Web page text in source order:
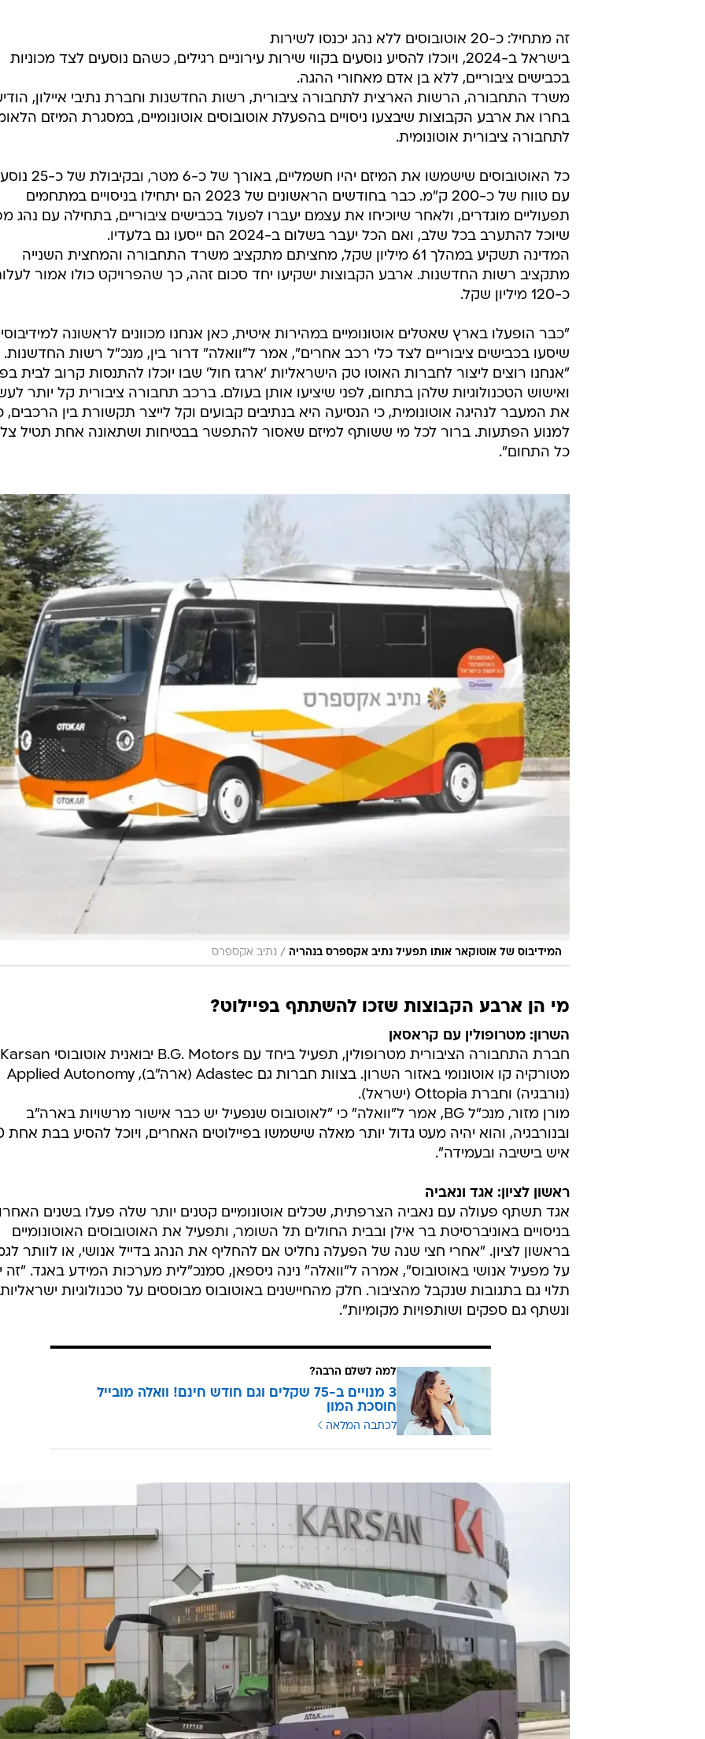
זה מתחיל: כ-20 אוטובוסים ללא נהג יכנסו לשירות
בישראל ב-2024, ויוכלו להסיע נוסעים בקווי שירות עירוניים רגילים, כשהם נוסעים לצד מכוניות
בכבישים ציבוריים, ללא בן אדם מאחורי ההגה.
משרד התחבורה, הרשות הארצית לתחבורה ציבורית, רשות החדשנות וחברת נתיבי איילון,
בחרו את ארבע הקבוצות שיבצעו ניסויים בהפעלת אוטובוסים אוטונומיים, במסגרת המיזם
לתחבורה ציבורית אוטונומית.
כל האוטובוסים שישמשו את המיזם יהיו חשמליים,
עם טווח של כ-200 ק"מ. כבר בחודשים הראשונים של 2023 הם יתחילו בניסויים במתחמים
תפעוליים מוגדרים, ולאחר שיוכיחו את עצמם יעברו לפעול בכבישים ציבוריים, בתחילה עם נהג
שיוכל להתערב בכל שלב, ואם הכל יעבר בשלום ב-2024 הם ייסעו גם בלעדיו.
המדינה תשקיע במהלך 61 מיליון שקל, מחציתם מתקציב משרד התחבורה והמחצית השנייה
מתקציב רשות החדשנות. ארבע הקבוצות ישקיעו יחד סכום זהה, כך שהפרויקט כולו אמור
כ-120 מיליון שקל.
"כבר הופעלו בארץ שאטלים אוטונומיים במהירות איטית, כאן אנחנו מכוונים לראשונה
שיסעו בכבישים ציבוריים לצד כלי רכב אחרים", אמר ל"וואלה" דרור בין, מנכ"ל רשות החדשנות.
"אנחנו רוצים ליצור לחברות האוטו טק הישראליות 'ארגז חול' שבו יוכלו להתנסות קרוב לבית
ואישוש הטכנולוגיות שלהן בתחום, לפני שיציעו אותן בעולם. ברכב תחבורה ציבורית קל יותר
את המעבר לנהיגה אוטונומית, כי הנסיעה היא בנתיבים קבועים וקל לייצר תקשורת בין הרכבים,
למנוע הפתעות. ברור לכל מי ששותף למיזם שאסור להתפשר בבטיחות ושתאונה אחת תטיל
כל התחום".
המידיבוס של אוטוקאר אותו תפעיל נתיב אקספרס בנהריה / נתיב אקספרס
מי הן ארבע הקבוצות שזכו להשתתף בפיילוט?
השרון: מטרופולין עם קראסאן
חברת התחבורה הציבורית מטרופולין, תפעיל ביחד עם B.G. Motors יבואנית אוטובוסי Karsan
מטורקיה קו אוטונומי באזור השרון. בצוות חברות גם Adastec (ארה"ב), Applied Autonomy
(נורבגיה) וחברת Ottopia (ישראל).
מורן מזור, מנכ"ל BG, אמר ל"וואלה" כי "לאוטובוס שנפעיל יש כבר אישור מרשויות בארה"ב
ובנורבגיה,
איש בישיבה ובעמידה".
ראשון לציון: אגד ונאביה
אגד תשתף פעולה עם נאביה הצרפתית, שכלים אוטונומיים קטנים יותר שלה פעלו בשנים
בניסויים באוניברסיטת בר אילן ובבית החולים תל השומר, ותפעיל את האוטובוסים האוטונומיים
בראשון לציון. "אחרי חצי שנה של הפעלה נחליט אם להחליף את הנהג בדייל אנושי, או לוותר
על מפעיל אנושי באוטובוס", אמרה ל"וואלה" נינה גיספאן, סמנכ"לית מערכות המידע באגד. "זה
תלוי גם בתגובות שנקבל מהציבור. חלק מהחיישנים באוטובוס מבוססים על טכנולוגיות ישראליות
ונשתף גם ספקים ושותפויות מקומיות".
למה לשלם הרבה?
3 מנויים ב-75 שקלים וגם חודש חינם! וואלה מובייל
חוסכת המון
לכתבה המלאה